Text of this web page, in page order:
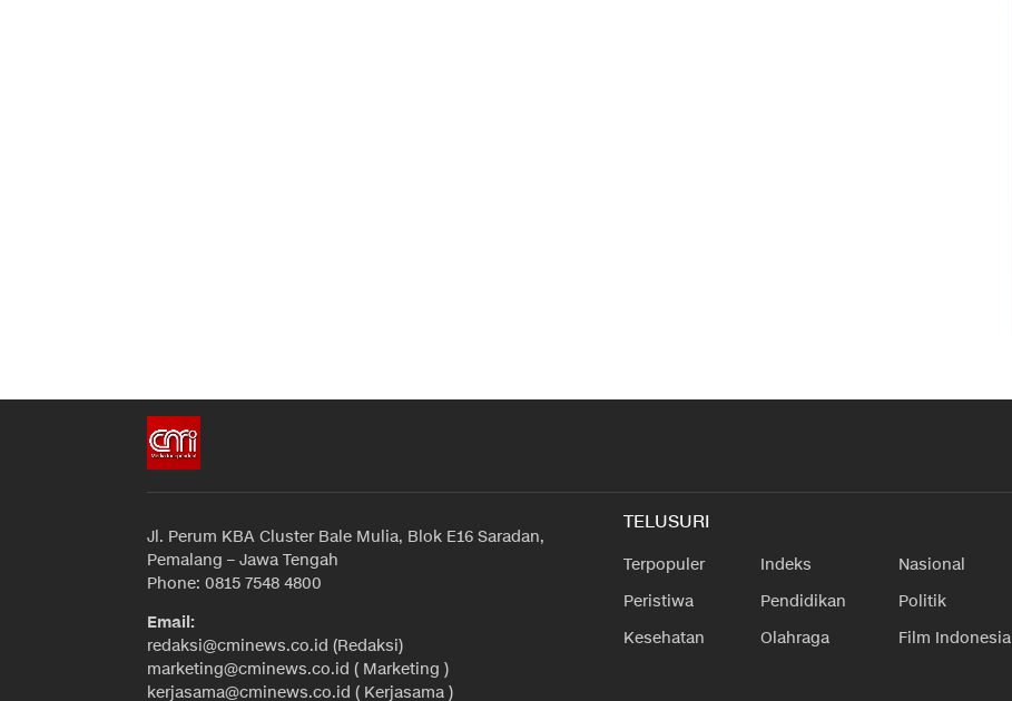
Jl. Perum KBA Cluster Bale Mulia, Blok E16 Saradan,
Pemalang – Jawa Tengah
Phone: 0815 7548 4800
Email:
redaksi@cminews.co.id (Redaksi)
marketing@cminews.co.id ( Marketing )
kerjasama@cminews.co.id ( Kerjasama )
TELUSURI
Terpopuler Indeks
Nasional
Peristiwa
Pendidikan
Politik
Kesehatan
Olahraga Film Indonesia